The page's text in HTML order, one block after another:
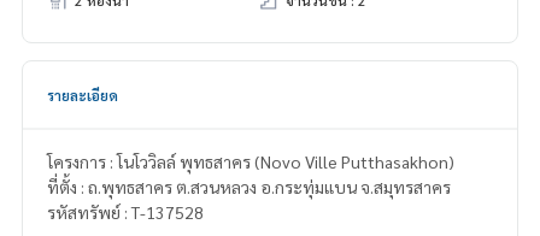
รายละเอียด
โครงการ : โนโววิลล์ พุทธสาคร (Novo Ville Putthasakhon)
ที่ตั้ง : ถ.พุทธสาคร ต.สวนหลวง อ.กระทุ่มแบน จ.สมุทรสาคร
รหัสทรัพย์ : T-137528